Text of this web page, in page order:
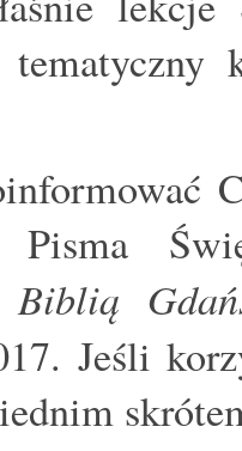
Biblią
Jeśli